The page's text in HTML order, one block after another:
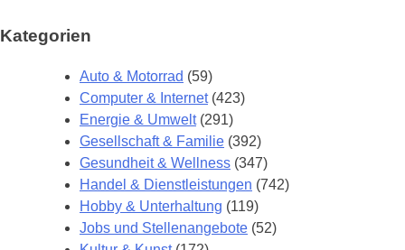
Kategorien
Auto & Motorrad (59)
Computer & Internet(423)
Energie & Umwelt(291)
Gesellschaft & Familie (392)
Gesundheit & Wellness (347)
Handel & Dienstleistungen (742)
Hobby & Unterhaltung (119)
Jobs und Stellenangebote (52)